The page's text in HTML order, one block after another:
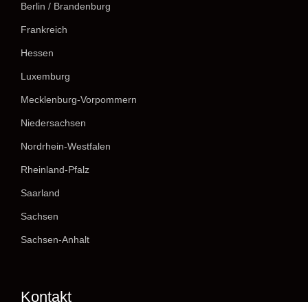
Berlin / Brandenburg
Frankreich
Hessen
Luxemburg
Mecklenburg-Vorpommern
Niedersachsen
Nordrhein-Westfalen
Rheinland-Pfalz
Saarland
Sachsen
Sachsen-Anhalt
Kontakt